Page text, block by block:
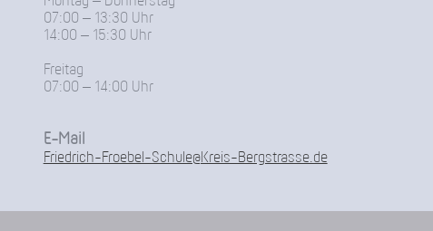
07:00 – 13:30 Uhr
14:00 – 15:30 Uhr
Freitag
07:00 – 14:00 Uhr
E-Mail
Friedrich-Froebel-Schule@Kreis-Bergstrasse.de